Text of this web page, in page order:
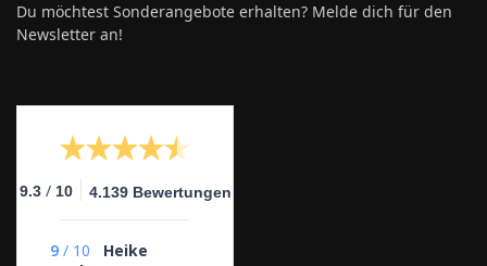
Du möchtest Sonderangebote erhalten? Melde dich für den
Newsletter an!
9.3 / 10 4.139 Bewertungen
9 / 10
Heike